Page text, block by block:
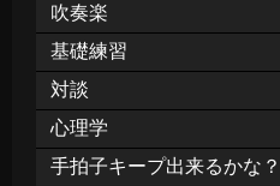
吹奏楽
基礎練習
対談
心理学
手拍子キープ出来るかな？